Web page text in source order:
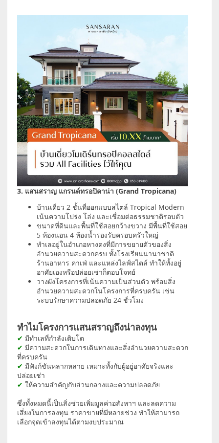
3. แสนสราญ แกรนด์ทรอปิคาน่า (Grand Tropicana)
บ้านเดี่ยว 2 ชั้นที่ออกแบบสไตล์ Tropical Modern
เน้นความโปร่ง โล่ง และเชื่อมต่อธรรมชาติรอบตัว
ขนาดที่ดินและพื้นที่ใช้สอยกว้างขวาง มีพื้นที่ใช้สอย
5 ห้องนอน 4 ห้องน้ำรองรับครอบครัวใหญ่
ทำเลอยู่ในอำเภอหางดงที่มีการขยายตัวของสิ่ง
อำนวยความสะดวกครบ ทั้งโรงเรียนนานาชาติ
ร้านอาหาร คาเฟ่ และแหล่งไลฟ์สไตล์ ทำให้ทั้งอยู่
อาศัยเองหรือปล่อยเช่าก็ตอบโจทย์
วางผังโครงการที่เน้นความเป็นส่วนตัว พร้อมสิ่ง
อำนวยความสะดวกในโครงการที่ครบครัน เช่น
ระบบรักษาความปลอดภัย 24 ชั่วโมง
ทำไมโครงการแสนสราญถึงน่าลงทุน
✔ มีทำเลที่กำลังเติบโต
✔ มีความสะดวกในการเดินทางและสิ่งอำนวยความสะดวก
ที่ครบครัน
✔ มีฟังก์ชันหลากหลาย เหมาะทั้งกับผู้อยู่อาศัยจริงและ
ปล่อยเช่า
✔ ให้ความสำคัญกับส่วนกลางและความปลอดภัย
ซึ่งทั้งหมดนี้เป็นสิ่งช่วยเพิ่มมูลค่าอสังหาฯ และลดความ
เสี่ยงในการลงทุน ราคาขายที่มีหลายช่วง ทำให้สามารถ
เลือกจุดเข้าลงทุนได้ตามงบประมาณ